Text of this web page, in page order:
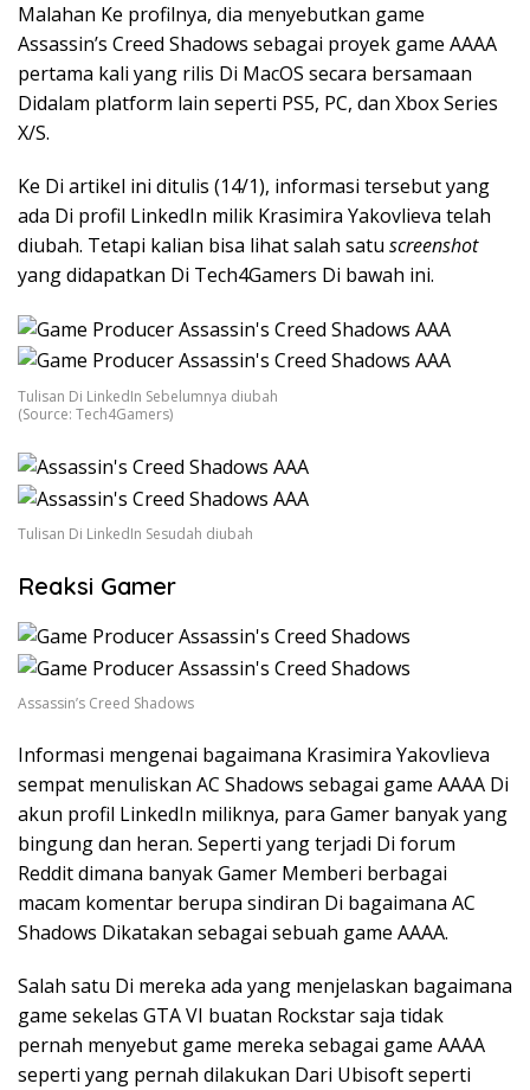
Malahan Ke profilnya, dia menyebutkan game
Assassin’s Creed Shadows sebagai proyek game AAAA
pertama kali yang rilis Di MacOS secara bersamaan
Didalam platform lain seperti PS5, PC, dan Xbox Series
X/S.
Ke Di artikel ini ditulis (14/1), informasi tersebut yang
ada Di profil LinkedIn milik Krasimira Yakovlieva telah
diubah. Tetapi kalian bisa lihat salah satu screenshot
yang didapatkan Di Tech4Gamers Di bawah ini.
Tulisan Di LinkedIn Sebelumnya diubah
(Source: Tech4Gamers)
Tulisan Di LinkedIn Sesudah diubah
Reaksi Gamer
Assassin’s Creed Shadows
Informasi mengenai bagaimana Krasimira Yakovlieva
sempat menuliskan AC Shadows sebagai game AAAA Di
akun profil LinkedIn miliknya, para Gamer banyak yang
bingung dan heran. Seperti yang terjadi Di forum
Reddit dimana banyak Gamer Memberi berbagai
macam komentar berupa sindiran Di bagaimana AC
Shadows Dikatakan sebagai sebuah game AAAA.
Salah satu Di mereka ada yang menjelaskan bagaimana
game sekelas GTA VI buatan Rockstar saja tidak
pernah menyebut game mereka sebagai game AAAA
seperti yang pernah dilakukan Dari Ubisoft seperti